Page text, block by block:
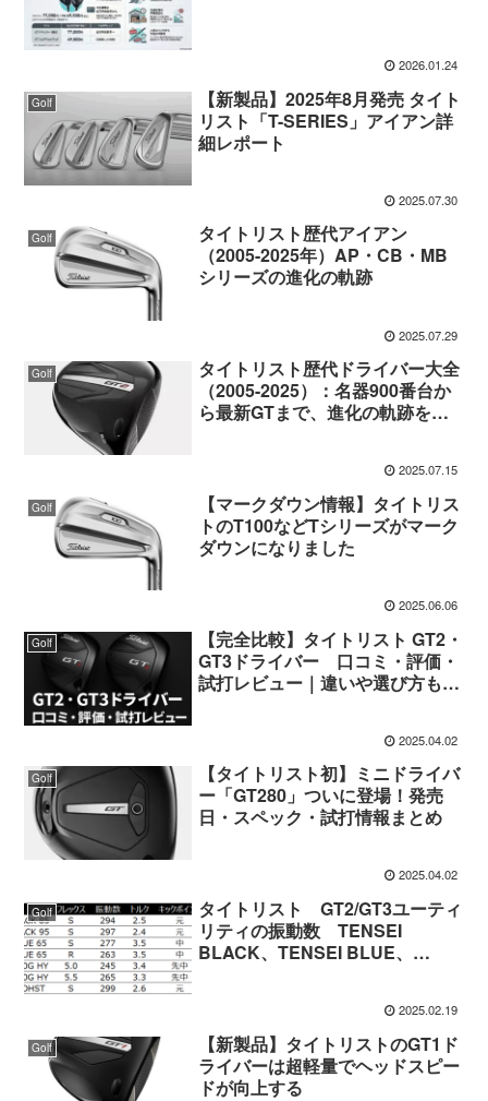
2026.01.24
Golf
【新製品】2025年8月発売 タイト
リスト「T-SERIES」アイアン詳
細レポート
2025.07.30
Golf
タイトリスト歴代アイアン
（2005-2025年）AP・CB・MB
シリーズの進化の軌跡
2025.07.29
Golf
タイトリスト歴代ドライバー大全
（2005-2025）：名器900番台か
ら最新GTまで、進化の軌跡を辿
2025.07.15
Golf
【マークダウン情報】タイトリス
トのT100などTシリーズがマーク
ダウンになりました
2025.06.06
Golf
【完全比較】タイトリスト GT2・
GT3ドライバー 口コミ・評価・
試打レビュー｜違いや選び方も解
2025.04.02
Golf
【タイトリスト初】ミニドライバ
ー「GT280」ついに登場！発売
日・スペック・試打情報まとめ
2025.04.02
Golf
タイトリスト GT2/GT3ユーティ
リティの振動数 TENSEI
BLACK、TENSEI BLUE、
2025.02.19
Golf
【新製品】タイトリストのGT1ド
ライバーは超軽量でヘッドスピー
ドが向上する